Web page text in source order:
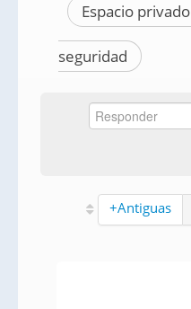
Espacio privado
seguridad
+Antiguas